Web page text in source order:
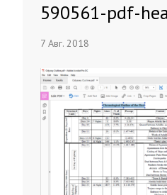
590561-pdf-
7 Авг. 2018